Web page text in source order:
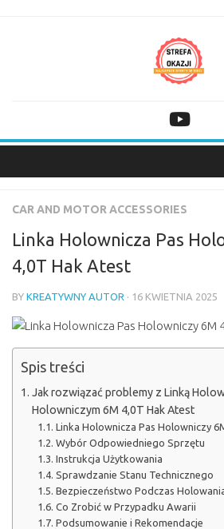
CAR AND MOTOR ACCESSORIES
Linka Holownicza Pas
4,0T Hak Atest
BY KREATYWNY AUTOR · 16 KWIETNIA 2025
Spis treści
Jak rozwiązać problemy z Linką
Holowniczym 6M 4,0T Hak Atest
Linka Holownicza Pas Holowniczy
Wybór Odpowiedniego Sprzętu
Instrukcja Użytkowania
Sprawdzanie Stanu Technicznego
Bezpieczeństwo Podczas
Co Zrobić w Przypadku Awarii
Podsumowanie i Rekomendacje